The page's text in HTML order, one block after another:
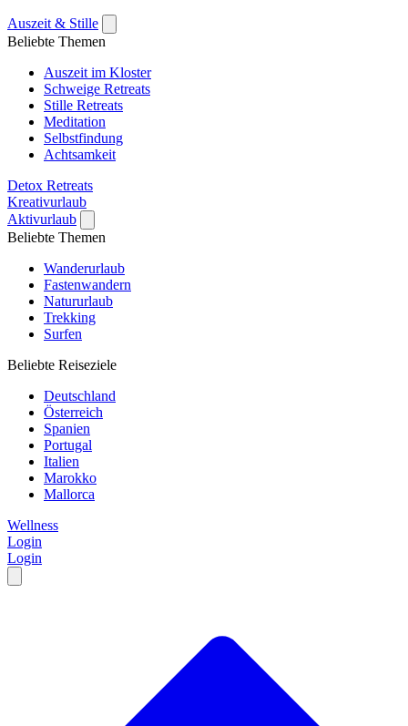
Auszeit & Stille
Beliebte Themen
Auszeit im Kloster
Schweige Retreats
Stille Retreats
Meditation
Selbstfindung
Achtsamkeit
Detox Retreats
Kreativurlaub
Aktivurlaub
Beliebte Themen
Wanderurlaub
Fastenwandern
Natururlaub
Trekking
Surfen
Beliebte Reiseziele
Deutschland
Österreich
Spanien
Portugal
Italien
Marokko
Mallorca
Wellness
Login
Login